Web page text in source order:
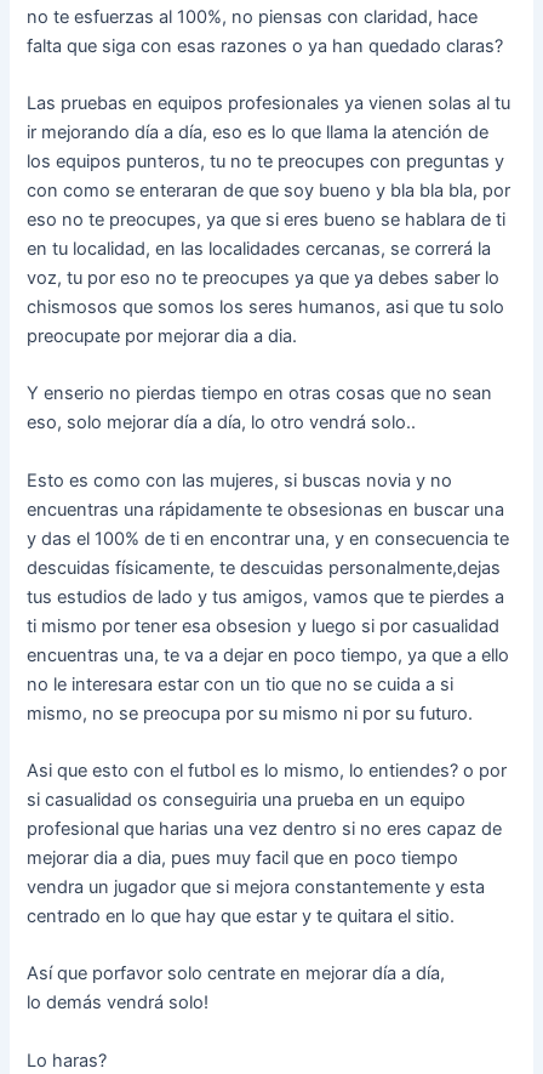
no te esfuerzas al 100%, no piensas con claridad, hace
falta que siga con esas razones o ya han quedado claras?
Las pruebas en equipos profesionales ya vienen solas al tu
ir mejorando día a día, eso es lo que llama la atención de
los equipos punteros, tu no te preocupes con preguntas y
con como se enteraran de que soy bueno y bla bla bla, por
eso no te preocupes, ya que si eres bueno se hablara de ti
en tu localidad, en las localidades cercanas, se correrá la
voz, tu por eso no te preocupes ya que ya debes saber lo
chismosos que somos los seres humanos, asi que tu solo
preocupate por mejorar dia a dia.
Y enserio no pierdas tiempo en otras cosas que no sean
eso, solo mejorar día a día, lo otro vendrá solo..
Esto es como con las mujeres, si buscas novia y no
encuentras una rápidamente te obsesionas en buscar una
y das el 100% de ti en encontrar una, y en consecuencia te
descuidas físicamente, te descuidas personalmente,dejas
tus estudios de lado y tus amigos, vamos que te pierdes a
ti mismo por tener esa obsesion y luego si por casualidad
encuentras una, te va a dejar en poco tiempo, ya que a ello
no le interesara estar con un tio que no se cuida a si
mismo, no se preocupa por su mismo ni por su futuro.
Asi que esto con el futbol es lo mismo, lo entiendes? o por
si casualidad os conseguiria una prueba en un equipo
profesional que harias una vez dentro si no eres capaz de
mejorar dia a dia, pues muy facil que en poco tiempo
vendra un jugador que si mejora constantemente y esta
centrado en lo que hay que estar y te quitara el sitio.
Así que porfavor solo centrate en mejorar día a día,
lo demás vendrá solo!
Lo haras?